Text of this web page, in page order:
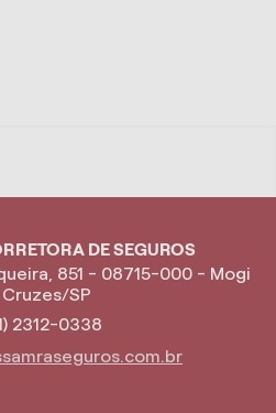
DE SEGUROS
851 - 08715-000 - Mogi
SP
2312-0338